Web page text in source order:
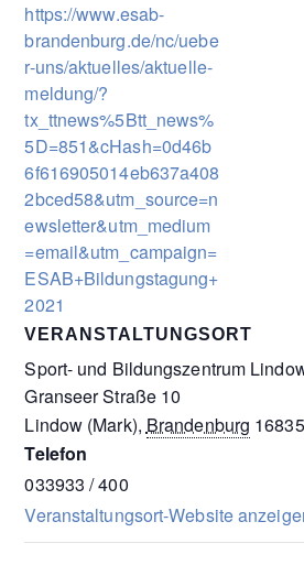
https://www.esab-
brandenburg.de/nc/uebe
r-uns/aktuelles/aktuelle-
meldung/?
tx_ttnews%5Btt_news%
5D=851&cHash=0d46b
6f616905014eb637a408
2bced58&utm_source=n
ewsletter&utm_medium
=email&utm_campaign=
ESAB+Bildungstagung+
2021
VERANSTALTUNGSORT
Sport- und Bildungszentrum
Granseer Straße 10
Lindow (Mark), Brandenburg 16835
Telefon
033933 / 400
Veranstaltungsort-Website